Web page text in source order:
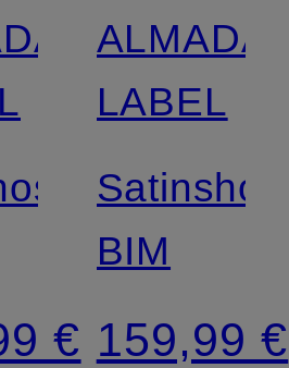
€
ALMADA
LABEL
BIM
159,99 €